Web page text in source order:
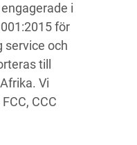
i
för
service och
till
Vi
CCC